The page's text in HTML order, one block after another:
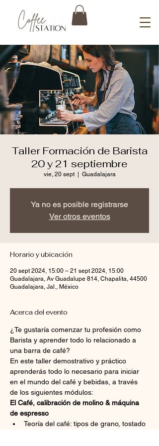
Taller Formación de Barista
20 y 21 septiembre
vie, 20 sept
  |
Guadalajara
Ya no es posible registrarse
Ver otros eventos
Horario y ubicación
20 sept 2024, 15:00 – 21 sept 2024, 15:00
Guadalajara, Av Guadalupe 814, Chapalita, 44500
Guadalajara, Jal., México
Acerca del evento
¿Te gustaría comenzar tu profesión como
Barista y aprender todo lo relacionado a
una barra de café?
En este taller demostrativo y práctico
aprenderás todo lo necesario para iniciar
en el mundo del café y bebidas, a través
de los siguientes módulos:
El Café, calibración de molino & máquina
de espresso
Teoría del café: tipos de grano, tostado